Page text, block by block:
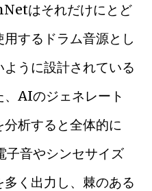
はそれだけにとど
するドラム音源とし
うに設計されている
AIのジェネレート
析すると全体的に
音やシンセサイズ
く出力し、棘のある